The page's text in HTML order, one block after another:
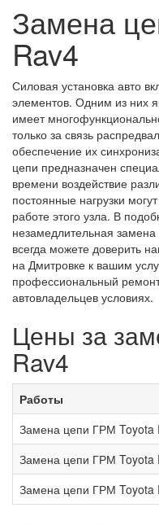
Замена
Rav4
Силовая установка авто
элементов. Одним из них
имеет
только за связь
обеспечение их
цепи предназначен
времени воздействие
постоянные нагрузки
работе этого узла. В
незамедлительная
всегда можете доверить
на Дмитровке к вашим
профессиональный
автовладельцев условиях.
Цены за
Rav4
Работы
Замена цепи ГРМ Toyota
Замена цепи ГРМ Toyota
Замена цепи ГРМ Toyota